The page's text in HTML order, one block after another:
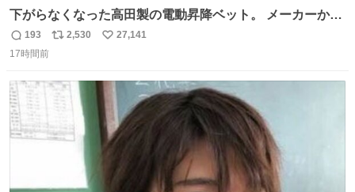
下がらなくなった高田製の電動昇降ベット。 メーカーから
は、完全に見放されたんですが、 見事に85歳の父が治しま
した。 うちの父は、トヨタカローラのボディをオート生産
の配線をハンダで修理している横で、
返
信
193
リ
ト
数
2,530
い
27,141
17時間前